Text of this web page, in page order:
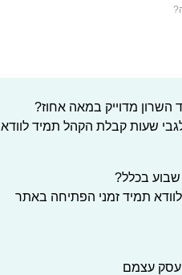
מדוייק במאה אחוז?
לגבי שעות קבלת הקהל תמיד לוודא
שבוע בכלל?
תמיד זמני הפתיחה באתר
עצמם